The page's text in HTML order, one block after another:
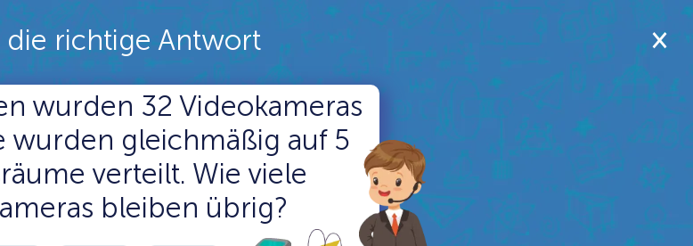
die richtige Antwort
wurden 32 Videokameras
wurden gleichmäßig auf 5
verteilt. Wie viele
bleiben übrig?